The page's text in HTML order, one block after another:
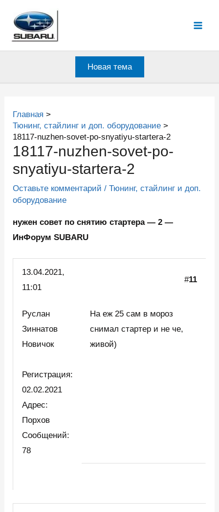
содержимому
Новая тема
Главная
Тюнинг, стайлинг и доп. оборудование
18117-nuzhen-sovet-po-snyatiyu-startera-2
18117-nuzhen-sovet-po-
snyatiyu-startera-2
Оставьте комментарий /Тюнинг, стайлинг и доп.
оборудование
нужен совет по снятию стартера — 2 —
ИнФорум SUBARU
13.04.2021,
11:01
#11
Руслан
Зиннатов
Новичок
Регистрация:
02.02.2021
Адрес:
Порхов
Сообщений:
78
На еж 25 сам в мороз
снимал стартер и не че,
живой)